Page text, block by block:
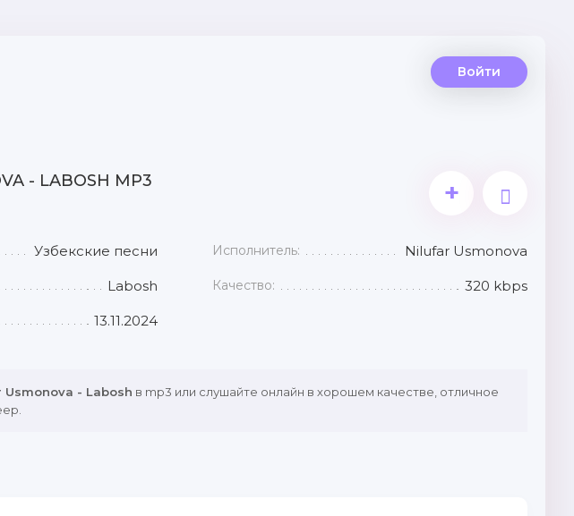
Войти
- LABOSH MP3 +
Узбекские песни Исполнитель: Nilufar Usmonova
Labosh Качество: 320 kbps
13.11.2024
Usmonova - Labosh в mp3 или слушайте онлайн в хорошем качестве, отличное